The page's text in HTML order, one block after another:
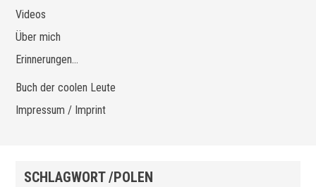
Videos
Über mich
Erinnerungen…
Buch der coolen Leute
Impressum / Imprint
SCHLAGWORT /POLEN